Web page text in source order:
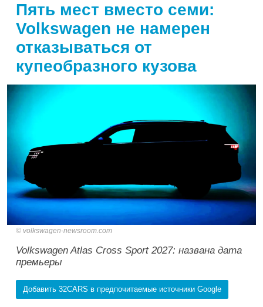
Пять мест вместо семи:
Volkswagen не намерен
отказываться от
купеобразного кузова
volkswagen-newsroom.com
Volkswagen Atlas Cross Sport 2027: названа дата
премьеры
Добавить 32CARS в предпочитаемые источники Google